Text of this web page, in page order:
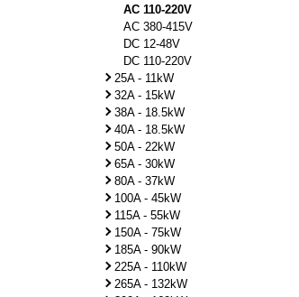
AC 110-220V
AC 380-415V
DC 12-48V
DC 110-220V
25A - 11kW
32A - 15kW
38A - 18.5kW
40A - 18.5kW
50A - 22kW
65A - 30kW
80A - 37kW
100A - 45kW
115A - 55kW
150A - 75kW
185A - 90kW
225A - 110kW
265A - 132kW